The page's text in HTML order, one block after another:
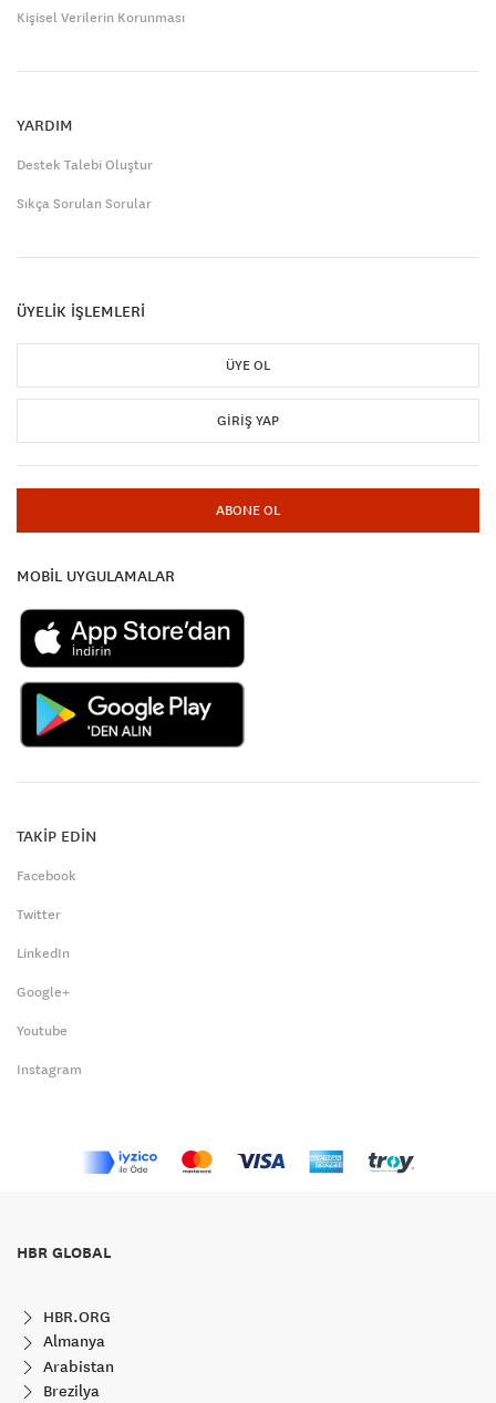
Kişisel Verilerin Korunması
YARDIM
Destek Talebi Oluştur
Sıkça Sorulan Sorular
ÜYELİK İŞLEMLERİ
ÜYE OL
GIRIŞ YAP
ABONE OL
MOBİL UYGULAMALAR
TAKİP EDİN
Facebook
Twitter
LinkedIn
Google+
Youtube
Instagram
HBR GLOBAL
HBR.ORG
Almanya
Arabistan
Brezilya